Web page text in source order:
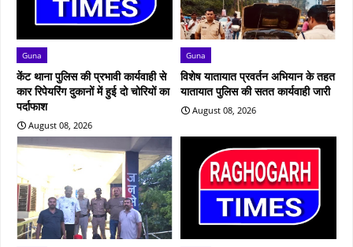
Guna
केंट थाना पुलिस की प्रभावी कार्यवाही से
कार रिपेयरिंग दुकानों में हुई दो चोरियों का
पर्दाफाश
August 08, 2026
Guna
विशेष यातायात प्रवर्तन अभियान के तहत
यातायात पुलिस की सतत कार्यवाही जारी
August 08, 2026